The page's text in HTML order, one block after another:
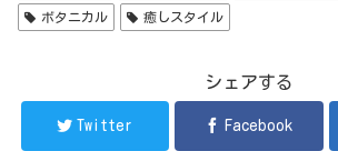
ボタニカル 癒しスタイル
シェアする
Twitter Facebook